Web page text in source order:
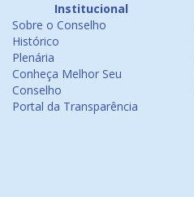
Institucional
Sobre o Conselho
Histórico
Plenária
Conheça Melhor Seu
Conselho
Portal da Transparência